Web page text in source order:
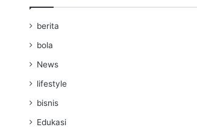
berita
bola
News
lifestyle
bisnis
Edukasi